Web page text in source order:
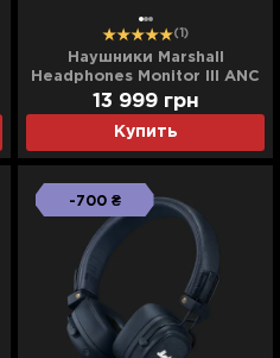
(1)
Наушники Marshall
Headphones Monitor III ANC
(Black)
Купить
13 999 грн
-700 ₴